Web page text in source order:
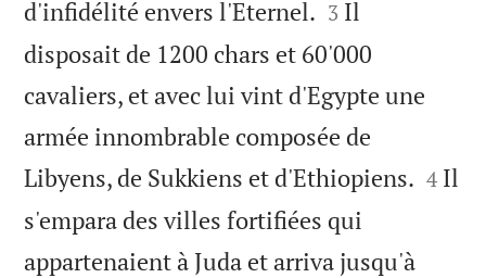
d'infidélité envers l'Eternel. 

3 Il
disposait de 1200 chars et 60'000
cavaliers, et avec lui vint d'Egypte une
armée innombrable composée de
Libyens, de Sukkiens et d'Ethiopiens. 

4 Il
s'empara des villes fortifiées qui
appartenaient à Juda et arriva jusqu'à